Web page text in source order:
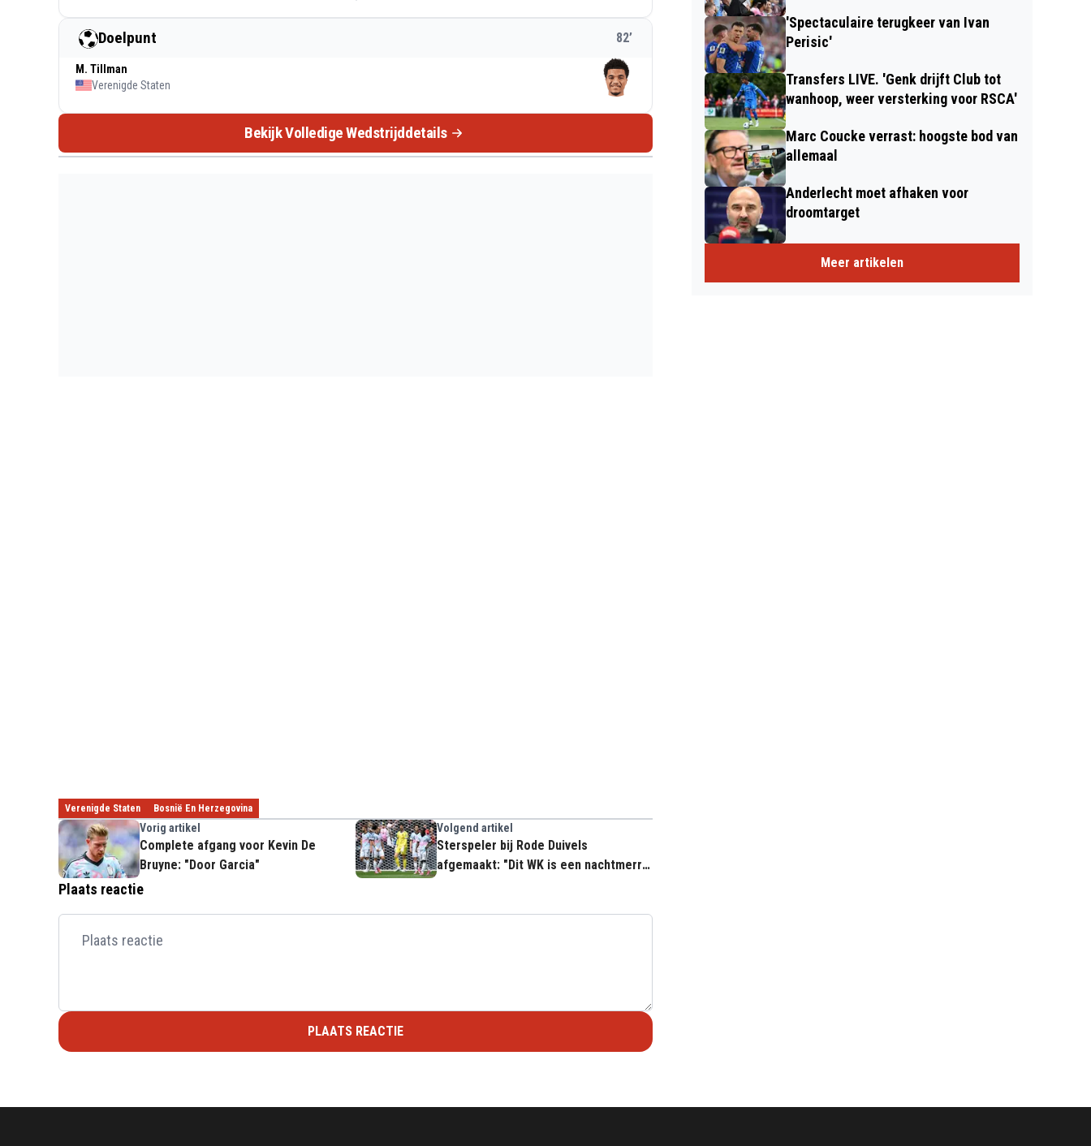
Doelpunt 82’
M. Tillman
Verenigde Staten
Bekijk Volledige Wedstrijddetails
Verenigde Staten Bosnië En Herzegovina
Vorig artikel
Complete afgang voor Kevin De
Bruyne: "Door Garcia"
Volgend artikel
Sterspeler bij Rode Duivels
afgemaakt: "Dit WK is een nachtmerrie
Plaats reactie
PLAATS REACTIE
'Spectaculaire terugkeer van Ivan
Perisic'
Transfers LIVE. 'Genk drijft Club tot
wanhoop, weer versterking voor RSCA'
Marc Coucke verrast: hoogste bod van
allemaal
Anderlecht moet afhaken voor
droomtarget
Meer artikelen